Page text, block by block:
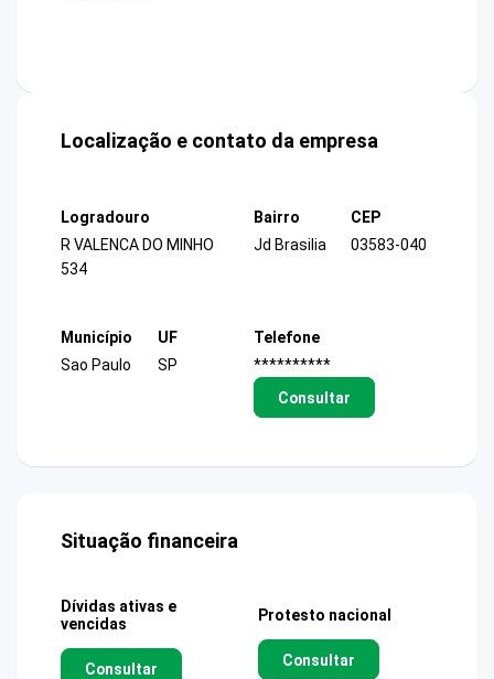
Localização e contato da empresa
Logradouro
R VALENCA DO MINHO
534
Bairro
Jd Brasilia
CEP
03583-040
Município
Sao Paulo
UF
SP
Telefone
**********
Consultar
Situação financeira
Dívidas ativas e
vencidas
Consultar
Protesto nacional
Consultar